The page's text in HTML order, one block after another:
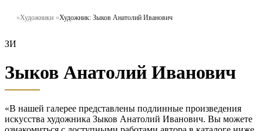
Художники Художник: Зыков Анатолий Иванович
ЗИ
Зыков Анатолий Иванович
«В нашей галерее представлены подлинные произведения
искусства художника Зыков Анатолий Иванович. Вы можете